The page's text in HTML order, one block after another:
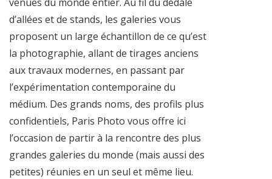
d’allées et de stands, les galeries vous
proposent un large échantillon de ce qu’est
la photographie, allant de tirages anciens
aux travaux modernes, en passant par
l’expérimentation contemporaine du
médium. Des grands noms, des profils plus
confidentiels, Paris Photo vous offre ici
l’occasion de partir à la rencontre des plus
grandes galeries du monde (mais aussi des
petites) réunies en un seul et même lieu.